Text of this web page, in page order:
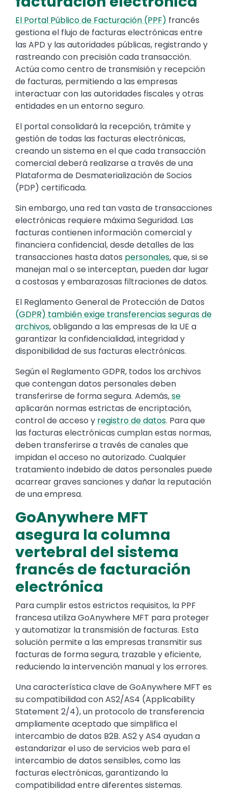
El Portal Público de Facturación (PPF) francés
gestiona el flujo de facturas electrónicas entre
las APD y las autoridades públicas, registrando y
rastreando con precisión cada transacción.
Actúa como centro de transmisión y recepción
de facturas, permitiendo a las empresas
interactuar con las autoridades fiscales y otras
entidades en un entorno seguro.
El portal consolidará la recepción, trámite y
gestión de todas las facturas electrónicas,
creando un sistema en el que cada transacción
comercial deberá realizarse a través de una
Plataforma de Desmaterialización de Socios
(PDP) certificada.
Sin embargo, una red tan vasta de transacciones
electrónicas requiere máxima Seguridad. Las
facturas contienen información comercial y
financiera confidencial, desde detalles de las
transacciones hasta datos personales, que, si se
manejan mal o se interceptan, pueden dar lugar
a costosas y embarazosas filtraciones de datos.
El Reglamento General de Protección de Datos
(GDPR) también exige transferencias seguras de
archivos, obligando a las empresas de la UE a
garantizar la confidencialidad, integridad y
disponibilidad de sus facturas electrónicas.
Según el Reglamento GDPR, todos los archivos
que contengan datos personales deben
transferirse de forma segura. Además,se
aplicarán normas estrictas de encriptación,
control de acceso y registro de datos. Para que
las facturas electrónicas cumplan estas normas,
deben transferirse a través de canales que
impidan el acceso no autorizado. Cualquier
tratamiento indebido de datos personales puede
acarrear graves sanciones y dañar la reputación
de una empresa.
GoAnywhere MFT
asegura la columna
vertebral del sistema
francés de facturación
electrónica
Para cumplir estos estrictos requisitos, la PPF
francesa utiliza GoAnywhere MFT para proteger
y automatizar la transmisión de facturas. Esta
solución permite a las empresas transmitir sus
facturas de forma segura, trazable y eficiente,
reduciendo la intervención manual y los errores.
Una característica clave de GoAnywhere MFT es
su compatibilidad con AS2/AS4 (Applicability
Statement 2/4), un protocolo de transferencia
ampliamente aceptado que simplifica el
intercambio de datos B2B. AS2 y AS4 ayudan a
estandarizar el uso de servicios web para el
intercambio de datos sensibles, como las
facturas electrónicas, garantizando la
compatibilidad entre diferentes sistemas.